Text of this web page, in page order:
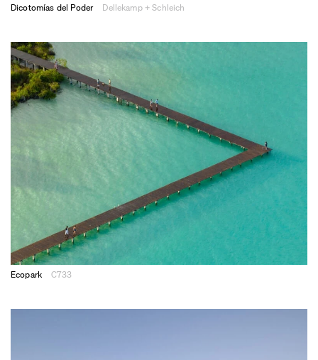
Dicotomías del Poder Dellekamp + Schleich
Ecopark C733